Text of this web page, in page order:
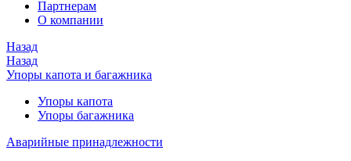
Партнерам
О компании
Назад
Назад
Упоры капота и багажника
Упоры капота
Упоры багажника
Аварийные принадлежности